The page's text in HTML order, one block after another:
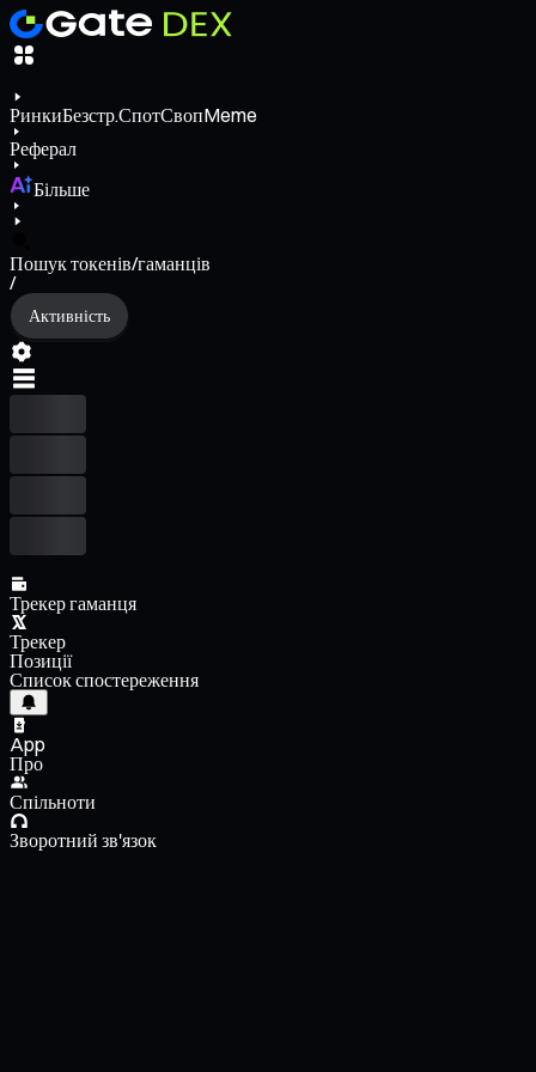
РинкиБезстр.СпотСвопMeme
Реферал
Більше
Пошук токенів/гаманців
/
Активність
Трекер гаманця
Трекер
Позиції
Список спостереження
App
Про
Спільноти
Зворотний зв'язок